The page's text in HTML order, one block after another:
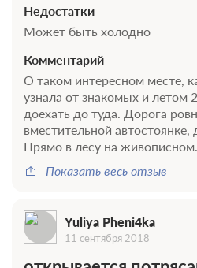
Недостатки
Может быть холодно
Комментарий
О таком интересном месте,
узнала от знакомых и летом
доехать до туда. Дорога
вместительной
Прямо в лесу на
Показать весь отзыв
Yuliya Pheni4ka
11 сентября 2018